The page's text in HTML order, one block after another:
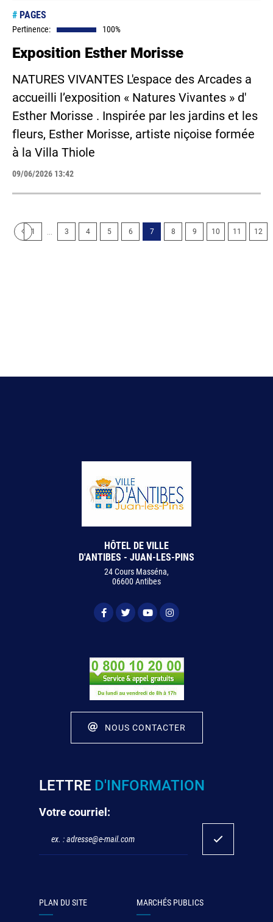
# PAGES
Pertinence: 100%
Exposition Esther Morisse
NATURES VIVANTES L'espace des Arcades a
accueilli l’exposition « Natures Vivantes » d'
Esther Morisse . Inspirée par les jardins et les
fleurs, Esther Morisse, artiste niçoise formée
à la Villa Thiole
09/06/2026 13:42
1 3 4 5 6 7 8 9 10 11 12
HÔTEL DE VILLE
D'ANTIBES - JUAN-LES-PINS
24 Cours Masséna,
06600 Antibes
NOUS CONTACTER
LETTRE D'INFORMATION
Votre courriel:
PLAN DU SITE MARCHÉS PUBLICS